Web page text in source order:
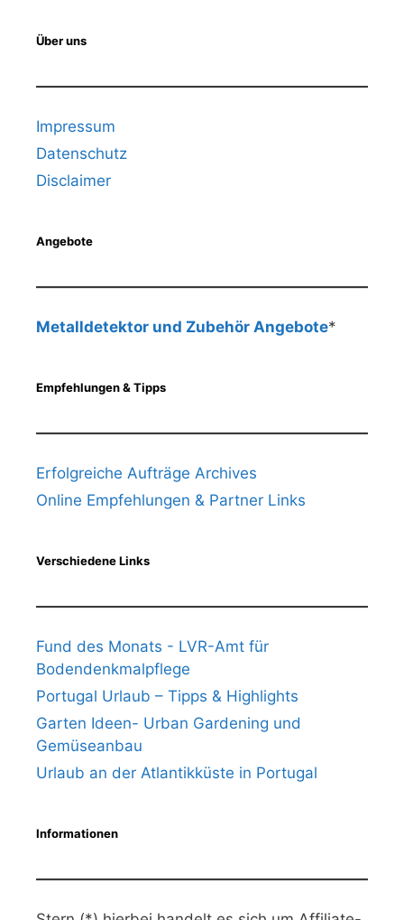
Über uns
Impressum
Datenschutz
Disclaimer
Angebote
Metalldetektor und Zubehör Angebote*
Empfehlungen & Tipps
Erfolgreiche Aufträge Archives
Online Empfehlungen & Partner Links
Verschiedene Links
Fund des Monats - LVR-Amt für
Bodendenkmalpflege
Portugal Urlaub – Tipps & Highlights
Garten Ideen- Urban Gardening und
Gemüseanbau
Urlaub an der Atlantikküste in Portugal
Informationen